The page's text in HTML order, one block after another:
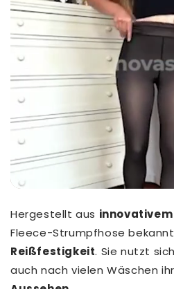
Hergestellt aus
Fleece-Strumpfhose
Reißfestigkeit. Sie nutzt
auch nach vielen Wäschen ihr